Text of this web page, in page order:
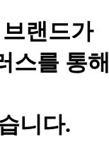
랜드가
스를 통해
니다.